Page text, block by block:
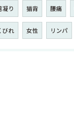
凝り 猫背 腰痛
びれ 女性 リンパ